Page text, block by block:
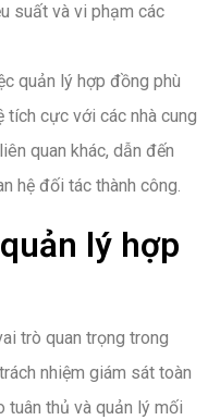
suất và vi phạm các
quản lý hợp đồng phù
tích cực với các nhà cung
quan khác, dẫn đến
hệ đối tác thành công.
lý hợp
trò quan trọng trong
nhiệm giám sát toàn
thủ và quản lý mối